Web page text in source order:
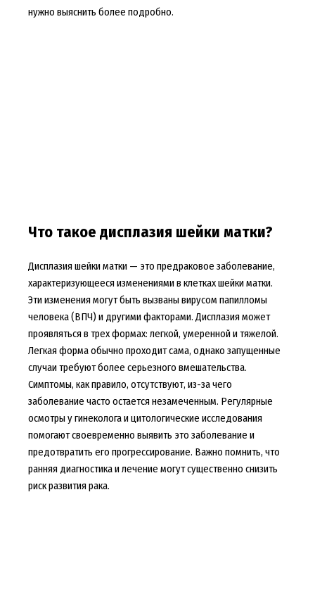
нужно выяснить более подробно.
Что такое дисплазия шейки матки?
Дисплазия шейки матки — это предраковое заболевание,
характеризующееся изменениями в клетках шейки матки.
Эти изменения могут быть вызваны вирусом папилломы
человека (ВПЧ) и другими факторами. Дисплазия может
проявляться в трех формах: легкой, умеренной и тяжелой.
Легкая форма обычно проходит сама, однако запущенные
случаи требуют более серьезного вмешательства.
Симптомы, как правило, отсутствуют, из-за чего
заболевание часто остается незамеченным. Регулярные
осмотры у гинеколога и цитологические исследования
помогают своевременно выявить это заболевание и
предотвратить его прогрессирование. Важно помнить, что
ранняя диагностика и лечение могут существенно снизить
риск развития рака.